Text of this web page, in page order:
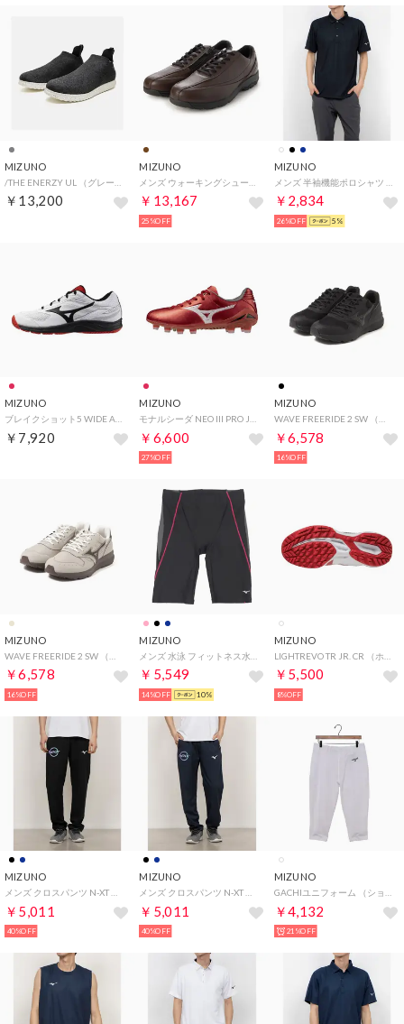
MIZUNO
￥13,200
MIZUNO
￥13,167
25%OFF
MIZUNO
￥2,834
26%OFF 5%
MIZUNO
￥7,920
MIZUNO
￥6,600
27%OFF
MIZUNO
￥6,578
16%OFF
MIZUNO
￥6,578
16%OFF
MIZUNO
￥5,549
14%OFF 10%
MIZUNO
￥5,500
8%OFF
MIZUNO
メンズ クロスパンツ N-XT ムーブクロスパンツ_ 32JDC22009 （ブラック）
￥5,011
40%OFF
MIZUNO
メンズ クロスパンツ N-XT ムーブクロスパンツ_ 32JDC22014 （ドレスネイビー）
￥5,011
40%OFF
MIZUNO
GACHIユニフォーム （ショートタイプ） パンツ （ホワイト）
￥4,132
21%OFF